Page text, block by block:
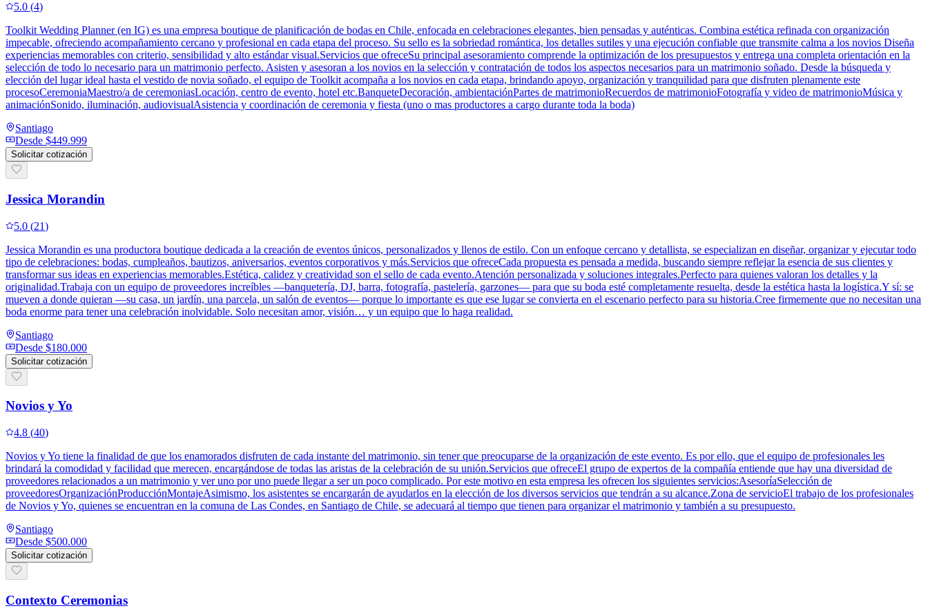
5.0 (4)
Toolkit Wedding Planner (en IG) es una empresa boutique de planificación de bodas en Chile, enfocada en celebraciones elegantes, bien pensadas y auténticas. Combina estética refinada con organización
impecable, ofreciendo acompañamiento cercano y profesional en cada etapa del proceso. Su sello es la sobriedad romántica, los detalles sutiles y una ejecución confiable que transmite calma a los novios Diseña
experiencias memorables con criterio, sensibilidad y alto estándar visual.Servicios que ofreceSu principal asesoramiento comprende la optimización de los presupuestos y entrega una completa orientación en la
selección de todo lo necesario para un matrimonio perfecto. Asisten y asesoran a los novios en la selección y contratación de todos los aspectos necesarios para un matrimonio soñado. Desde la búsqueda y
elección del lugar ideal hasta el vestido de novia soñado, el equipo de Toolkit acompaña a los novios en cada etapa, brindando apoyo, organización y tranquilidad para que disfruten plenamente este
procesoCeremoniaMaestro/a de ceremoniasLocación, centro de evento, hotel etc.BanqueteDecoración, ambientaciónPartes de matrimonioRecuerdos de matrimonioFotografía y video de matrimonioMúsica y
animaciónSonido, iluminación, audiovisualAsistencia y coordinación de ceremonia y fiesta (uno o mas productores a cargo durante toda la boda)
Santiago
Desde $449.999
Solicitar cotización
Jessica Morandin
5.0 (21)
Jessica Morandin es una productora boutique dedicada a la creación de eventos únicos, personalizados y llenos de estilo. Con un enfoque cercano y detallista, se especializan en diseñar, organizar y ejecutar todo
tipo de celebraciones: bodas, cumpleaños, bautizos, aniversarios, eventos corporativos y más.Servicios que ofreceCada propuesta es pensada a medida, buscando siempre reflejar la esencia de sus clientes y
transformar sus ideas en experiencias memorables.Estética, calidez y creatividad son el sello de cada evento.Atención personalizada y soluciones integrales.Perfecto para quienes valoran los detalles y la
originalidad.Trabaja con un equipo de proveedores increíbles —banquetería, DJ, barra, fotografía, pastelería, garzones— para que su boda esté completamente resuelta, desde la estética hasta la logística.Y sí: se
mueven a donde quieran —su casa, un jardín, una parcela, un salón de eventos— porque lo importante es que ese lugar se convierta en el escenario perfecto para su historia.Cree firmemente que no necesitan una
boda enorme para tener una celebración inolvidable. Solo necesitan amor, visión… y un equipo que lo haga realidad.
Santiago
Desde $180.000
Solicitar cotización
Novios y Yo
4.8 (40)
Novios y Yo tiene la finalidad de que los enamorados disfruten de cada instante del matrimonio, sin tener que preocuparse de la organización de este evento. Es por ello, que el equipo de profesionales les
brindará la comodidad y facilidad que merecen, encargándose de todas las aristas de la celebración de su unión.Servicios que ofreceEl grupo de expertos de la compañía entiende que hay una diversidad de
proveedores relacionados a un matrimonio y ver uno por uno puede llegar a ser un poco complicado. Por este motivo en esta empresa les ofrecen los siguientes servicios:AsesoríaSelección de
proveedoresOrganizaciónProducciónMontajeAsimismo, los asistentes se encargarán de ayudarlos en la elección de los diversos servicios que tendrán a su alcance.Zona de servicioEl trabajo de los profesionales
de Novios y Yo, quienes se encuentran en la comuna de Las Condes, en Santiago de Chile, se adecuará al tiempo que tienen para organizar el matrimonio y también a su presupuesto.
Santiago
Desde $500.000
Solicitar cotización
Contexto Ceremonias